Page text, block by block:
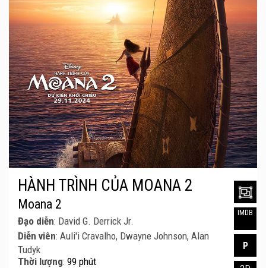
HÀNH TRÌNH CỦA MOANA 2
Moana 2
Đạo diễn: David G. Derrick Jr.
Diễn viên: Auli'i Cravalho, Dwayne Johnson, Alan
Tudyk
Thời lượng: 99 phút
IMDB
P